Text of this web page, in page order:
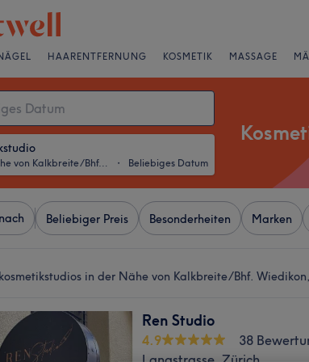
HAARENTFERNUNG KOSMETIK MASSAGE
in der Nähe von Kalkbreite/Bhf. Wiedikon, Zürich ・ Beliebiges Datum
Beliebiger Preis Besonderheiten Marken
kosmetikstudios in der Nähe von Kalkbreite/Bhf.
Ren Studio
4.9
38